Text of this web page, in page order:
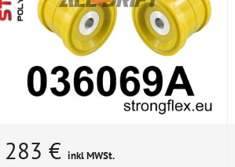
283 € inkl MWSt.